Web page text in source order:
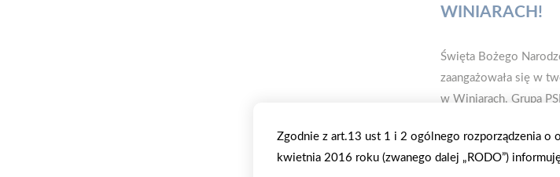
WINIARACH!
Święta Bożego
zaangażowała się w
w Winiarach. Grupa
Polsce, po raz
odwiedziła Dom
Bożego Narodzenia.
Zgodnie z art.13 ust 1 i 2 ogólnego rozporządzenia o
kwietnia 2016 roku (zwanego dalej „RODO”)